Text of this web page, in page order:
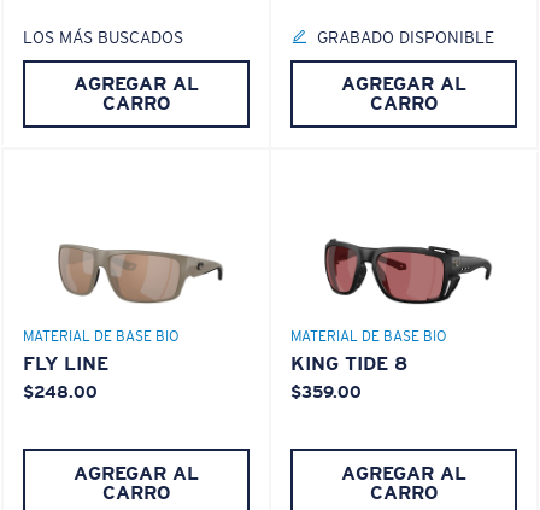
LOS MÁS BUSCADOS
AGREGAR AL
CARRO
GRABADO DISPONIBLE
AGREGAR AL
CARRO
MATERIAL DE BASE BIO
FLY LINE
$248.00
AGREGAR AL
CARRO
MATERIAL DE BASE BIO
KING TIDE 8
$359.00
AGREGAR AL
CARRO